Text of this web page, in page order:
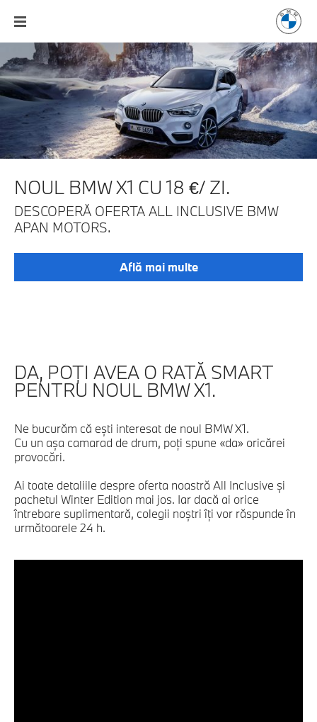
NOUL BMW X1 CU 18 €/ ZI.
DESCOPERĂ OFERTA ALL INCLUSIVE BMW
APAN MOTORS.
Află mai multe
DA, POŢI AVEA O RATĂ SMART
PENTRU NOUL BMW X1.
Ne bucurăm că eşti interesat de noul BMW X1.
Cu un aşa camarad de drum, poţi spune «da» oricărei
provocări.
Ai toate detaliile despre oferta noastră All Inclusive şi
pachetul Winter Edition mai jos. Iar dacă ai orice
întrebare suplimentară, colegii noştri îţi vor răspunde în
următoarele 24 h.